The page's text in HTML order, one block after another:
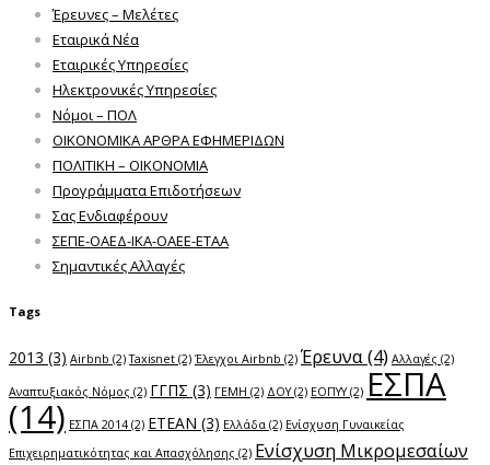
Έρευνες – Μελέτες
Εταιρικά Νέα
Εταιρικές Υπηρεσίες
Ηλεκτρονικές Υπηρεσίες
Νόμοι – ΠΟΛ
ΟΙΚΟΝΟΜΙΚΑ ΑΡΘΡΑ ΕΦΗΜΕΡΙΔΩΝ
ΠΟΛΙΤΙΚΗ – ΟΙΚΟΝΟΜΙΑ
Προγράμματα Επιδοτήσεων
Σας Ενδιαφέρουν
ΣΕΠΕ-ΟΑΕΔ-ΙΚΑ-ΟΑΕΕ-ΕΤΑΑ
Σημαντικές Αλλαγές
Tags
2013 (3) Airbnb (2) Taxisnet (2) Έλεγχοι Airbnb (2) Έρευνα(4) Αλλαγές (2)
Αναπτυξιακός Νόμος (2) ΓΓΠΣ (3) ΓΕΜΗ (2) ΔΟΥ(2) ΕΟΠΥΥ(2) ΕΣΠΑ
(14) ΕΣΠΑ 2014 (2) ΕΤΕΑΝ (3) Ελλάδα (2) Ενίσχυση Γυναικείας
Επιχειρηματικότητας και Απασχόλησης (2) Ενίσχυση Μικρομεσαίων